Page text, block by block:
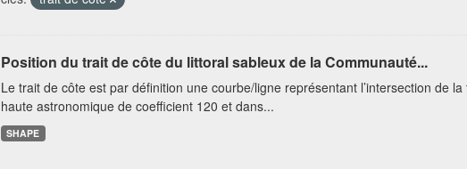
Position du trait de côte du littoral sableux de la Communauté...
Le trait de côte est par définition une courbe/ligne représentant l’intersection de
haute astronomique de coefficient 120 et dans...
SHAPE